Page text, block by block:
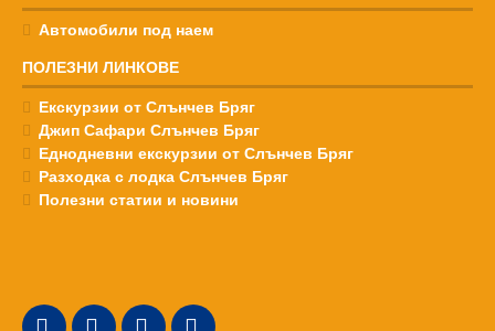
Автомобили под наем
ПОЛЕЗНИ ЛИНКОВЕ
Екскурзии от Слънчев Бряг
Джип Сафари Слънчев Бряг
Еднодневни екскурзии от Слънчев Бряг
Разходка с лодка Слънчев Бряг
Полезни статии и новини